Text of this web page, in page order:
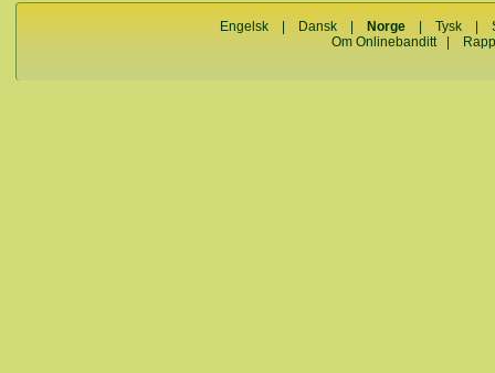
Engelsk Dansk Norge |Tysk |
Om Onlinebanditt|